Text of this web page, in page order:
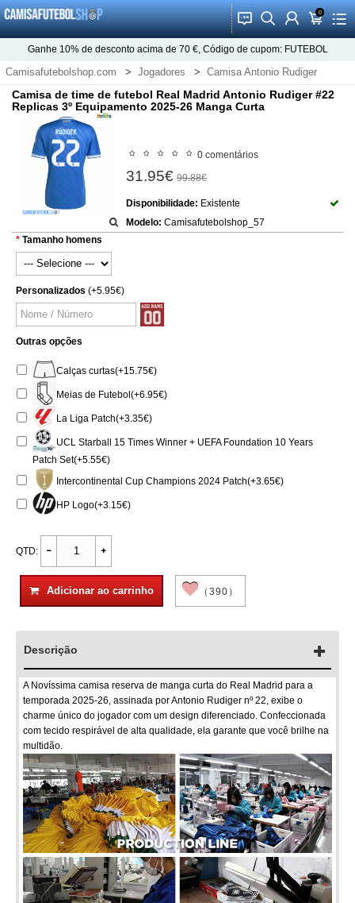
󰂱 󰂨 󰃳 0
󰃦 󰃖
Ganhe 10%de desconto acima de 70 €, Código de cupom: FUTEBOL
Camisafutebolshop.com Jogadores Camisa Antonio Rudiger
Camisa de time de futebol Real Madrid Antonio Rudiger #22
Replicas 3º Equipamento 2025-26 Manga Curta
0 comentários
31.95€ 99.88€
Disponibilidade: Existente
Modelo: Camisafutebolshop_57
Tamanho homens
Personalizados (+5.95€)
Outras opções
Calças curtas(+15.75€)
Meias de Futebol(+6.95€)
La Liga Patch(+3.35€)
UCL Starball 15 Times Winner + UEFA Foundation 10 Years
Patch Set(+5.55€)
Intercontinental Cup Champions 2024 Patch(+3.65€)
HP Logo(+3.15€)
QTD:
Adicionar ao carrinho （390）
Descrição
A Novíssima camisa reserva de manga curta do Real Madrid para a
temporada 2025-26, assinada por Antonio Rudiger nº 22, exibe o
charme único do jogador com um design diferenciado. Confeccionada
com tecido respirável de alta qualidade, ela garante que você brilhe na
multidão.